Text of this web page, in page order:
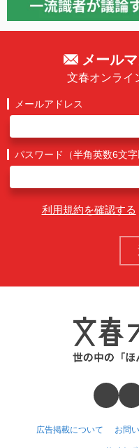
メール
文春オンライ
メールアドレス
パスワード（半角英数6文字
利用規約を確認する
広告掲載について お問